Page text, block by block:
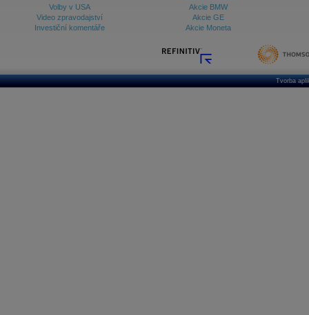
Volby v USA
Video zpravodajství
Investiční komentáře
Akcie BMW
Akcie GE
Akcie Moneta
Tvorba